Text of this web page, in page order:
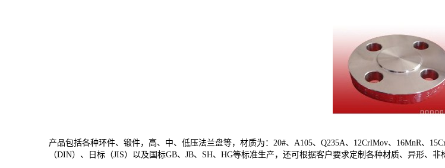
产品包括各种环件、锻件，高、中、低压法兰盘等，材质为：20#、A105、Q235A、12CrlMov、16MnR、
（DIN）、日标（JIS）以及国标GB、JB、SH、HG等标准生产，还可根据客户要求定制各种材质、异形、非